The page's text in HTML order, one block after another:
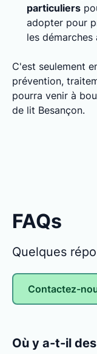
particuliers
adopter pour
les
C'est seulement
prévention,
pourra venir à
de lit Besançon.
FAQs
Quelques
Contactez-
Où y a-t-il